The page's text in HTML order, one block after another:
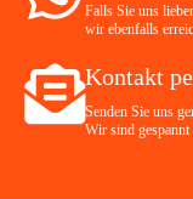
Falls Sie uns
wir ebenfalls
Kontakt
Senden Sie uns
Wir sind